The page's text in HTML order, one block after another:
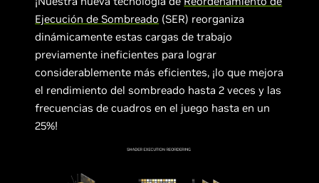
Ejecución de Sombreado (SER) reorganiza
dinámicamente estas cargas de trabajo
previamente ineficientes para lograr
considerablemente más eficientes, ¡lo que mejora
el rendimiento del sombreado hasta 2 veces y las
frecuencias de cuadros en el juego hasta en un
25%!